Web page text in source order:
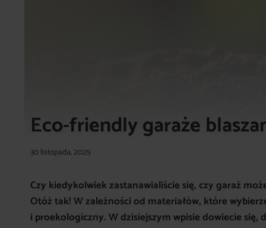
Eco-friendly garaże
30 listopada, 2025
Czy kiedykolwiek zastanawialiście się, czy garaż
Otóż tak! W zależności od materiałów, które
i proekologiczny. W dzisiejszym wpisie dowiecie